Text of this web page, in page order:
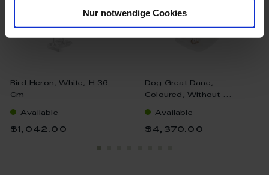
Nur notwendige Cookies
Bird Heron, White, H 36
Cm
Available
$1,042.00
Dog Great Dane,
Coloured, Without ...
Available
$4,370.00